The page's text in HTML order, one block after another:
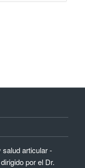
salud articular -
por el Dr.